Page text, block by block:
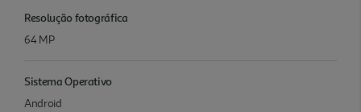
Resolução fotográfica
64 MP
Sistema Operativo
Android